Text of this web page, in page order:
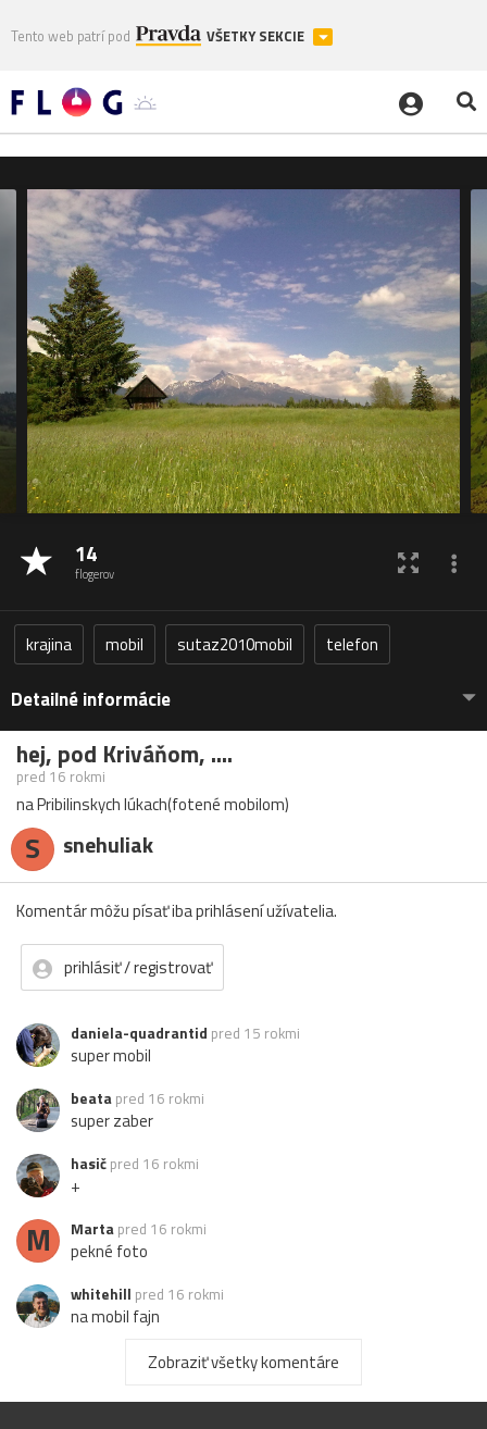
Tento web patrí pod VŠETKY SEKCIE
14
flogerov
krajina mobil sutaz2010mobil telefon
Detailné informácie
hej, pod Kriváňom, ....
pred 16 rokmi
na Pribilinskych lúkach(fotené mobilom)
S snehuliak
Komentár môžu písať iba prihlásení užívatelia.
prihlásiť / registrovať
daniela-quadrantid pred 15 rokmi
super mobil
beata pred 16 rokmi
super zaber
hasič pred 16 rokmi
+
M Marta pred 16 rokmi
pekné foto
whitehill pred 16 rokmi
na mobil fajn
pred 16 rokmi
Zobraziť všetky komentáre